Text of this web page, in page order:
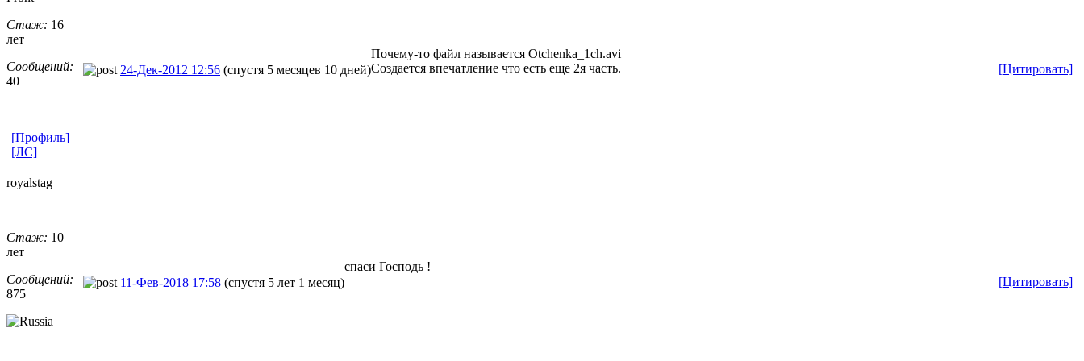
Стаж: 16
лет
Сообщений:
40
24-Дек-2012 12:56 (спустя 5 месяцев 10 дней) [Цитировать]
Почему-то файл называется Otchenka_1ch.avi
Создается впечатление что есть еще 2я часть.
[Профиль]
[ЛС]
royalstag
Стаж: 10
лет
Сообщений:
875
11-Фев-2018 17:58 (спустя 5 лет 1 месяц) [Цитировать]
спаси Господь !